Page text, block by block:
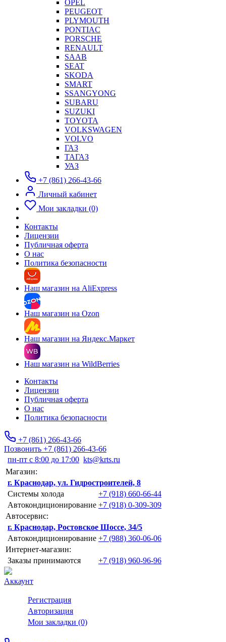
OPEL
PEUGEOT
PLYMOUTH
PONTIAC
PORSCHE
RENAULT
SAAB
SEAT
SKODA
SMART
SSANGYONG
SUBARU
SUZUKI
TOYOTA
VOLKSWAGEN
VOLVO
ГАЗ
ТАГАЗ
УАЗ
+7 (861) 266-43-66
Личный кабинет
Мои закладки (0)
Контакты
Лицензии
Публичная оферта
О нас
Политика безопасности
Наш магазин на AliExpress
Наш магазин на Ozon
Наш магазин на Яндекс.Маркет
Наш магазин на WildBerries
Контакты
Лицензии
Публичная оферта
О нас
Политика безопасности
+7 (861) 266-43-66
Позвонить +7 (861) 266-43-66
пн-пт с 8:00 до 17:00 kts@krts.ru
Магазин:
г. Краснодар, ул. Гидростроителей, 8
Системы холода
+7 (918) 660-66-44
Автокондиционирование +7 (918) 0-309-309
Автосервис:
г. Краснодар, Ростовское Шоссе, 34/5
Автокондиционирование +7 (988) 360-06-06
Интернет-магазин:
Заказы принимаются
+7 (918) 960-96-96
Аккаунт
Регистрация
Авторизация
Мои закладки (0)